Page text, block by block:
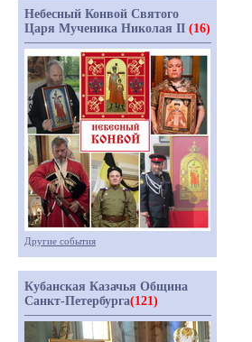
Небесный Конвой Святого
Царя Мученика Николая II (16)
Другие события
Кубанская Казачья Община
Санкт-Петербурга(121)